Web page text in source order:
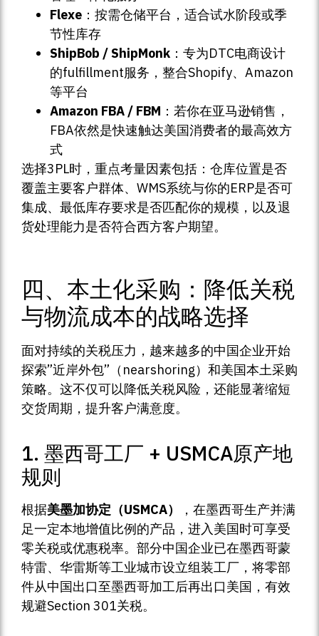
Flexe ：按需仓储平台，适合试水阶段或季
节性库存
ShipBob / ShipMonk ：专为DTC电商设计
的fulfillment服务，整合Shopify、Amazon
等平台
Amazon FBA / FBM ：若你在亚马逊销售，
FBA依然是快速触达美国消费者的最高效方
式
选择3PL时，重点考量因素包括：仓库位置是否
覆盖主要客户群体、WMS系统与你的ERP是否可
集成、最低库存要求是否匹配你的规模，以及退
货处理能力是否符合西方客户期望。
四、本土化采购：降低关税
与物流成本的战略选择
面对持续的关税压力，越来越多的中国企业开始
探索”近岸外包”（nearshoring）和美国本土采购
策略。这不仅可以降低关税风险，还能显著缩短
交货周期，提升客户满意度。
1. 墨西哥工厂 + USMCA原产地
规则
根据美墨加协定（USMCA）
，在墨西哥生产并满
足一定本地增值比例的产品，进入美国时可享受
零关税或优惠税率。部分中国企业已在墨西哥蒙
特雷、华雷斯等工业城市设立组装工厂，将零部
件从中国出口至墨西哥加工后再出口美国，有效
规避Section 301关税。